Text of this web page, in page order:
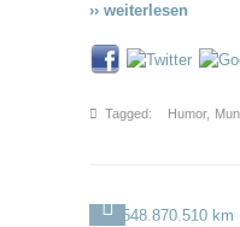
›› weiterlesen
Tagged: Humor,